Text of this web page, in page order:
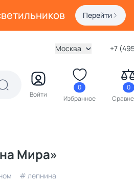
Перейти
Москва +7
Войти
0
Избранное
0
Мира»
# лепнина